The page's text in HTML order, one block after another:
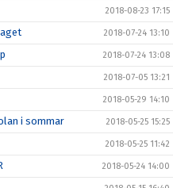
2018-08-23 17:15
2018-07-24 13:10
2018-07-24 13:08
2018-07-05 13:21
2018-05-29 14:10
i sommar 2018-05-25 15:25
2018-05-25 11:42
2018-05-24 14:00